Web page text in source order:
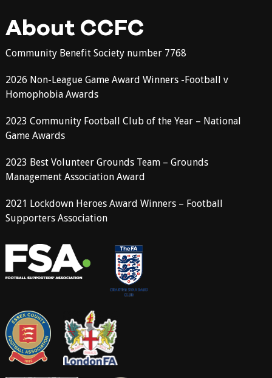
About CCFC
Community Benefit Society number 7768
2026 Non-League Game Award Winners -Football v
Homophobia Awards
2023 Community Football Club of the Year – National
Game Awards
2023 Best Volunteer Grounds Team – Grounds
Management Association Award
2021 Lockdown Heroes Award Winners – Football
Supporters Association